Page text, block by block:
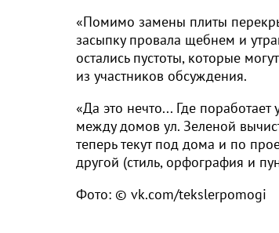
«Помимо замены плиты
засыпку провала щебнем и
остались пустоты, которые
из участников обсуждения.
«Да это нечто... Где
между домов ул. Зеленой
теперь текут под дома и по
другой (стиль, орфография и
Фото: © vk.com/tekslerpomogi